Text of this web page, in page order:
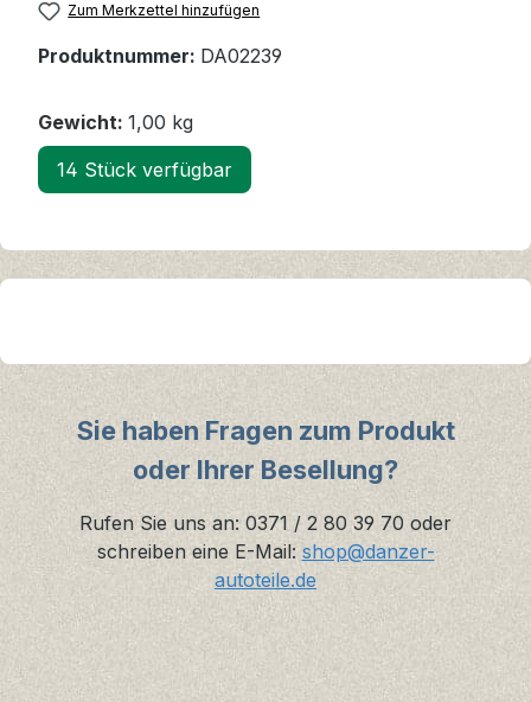
Zum Merkzettel hinzufügen
Produktnummer: DA02239
Gewicht: 1,00 kg
14 Stück verfügbar
Sie haben Fragen zum Produkt
oder Ihrer Besellung?
Rufen Sie uns an: 0371 / 2 80 39 70 oder
schreiben eine E-Mail: shop@danzer-
autoteile.de